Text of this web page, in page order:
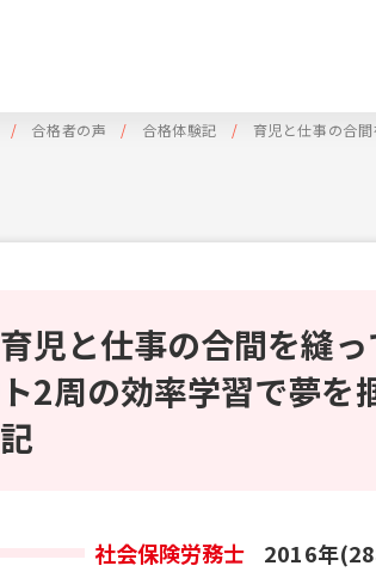
合格者の声 合格体験記 育児と仕事の合
育児と仕事の合間を縫
ト2周の効率学習で夢を
記
社会保険労務士 2016年